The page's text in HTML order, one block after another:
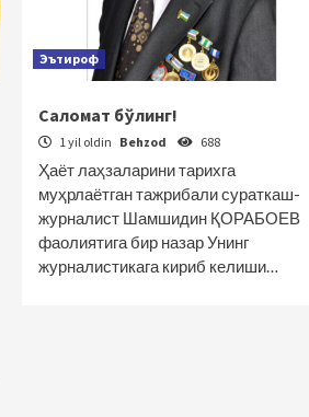
Эътироф
Саломат бўлинг!
1 yil oldin Behzod 688
Ҳаёт лаҳзаларини тарихга
муҳрлаётган тажрибали сураткаш-
журналист Шамшидин ҚОРАБОЕВ
фаолиятига бир назар Унинг
журналистикага кириб келиши…